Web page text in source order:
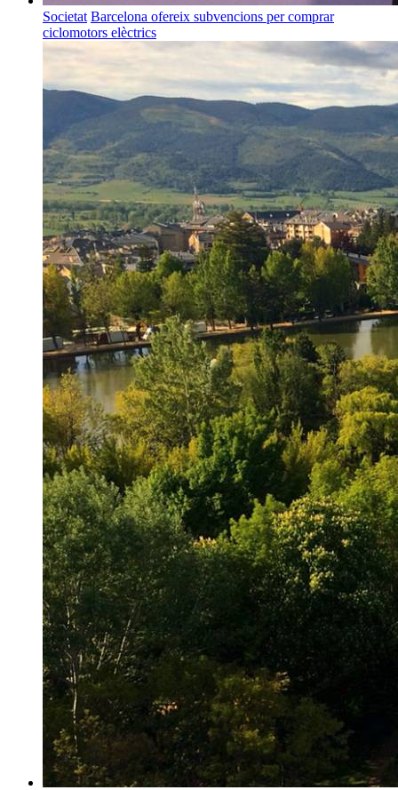
Societat Barcelona ofereix subvencions per comprar
ciclomotors elèctrics